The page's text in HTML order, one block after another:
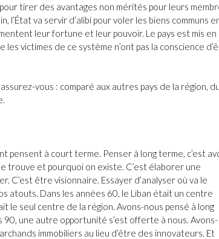
tirer des avantages non mérités pour leurs
va servir d’alibi pour voler les biens communs
leur fortune et leur pouvoir. Le pays est mis en
victimes de ce système n’ont pas la conscience
vous : comparé aux autres pays de la région, du
pensent à court terme. Penser à long terme, c’est
trouve et pourquoi on existe. C’est élaborer une
être visionnaire. Essayer d’analyser où va le
atouts. Dans les années 60, le Liban était un centre
le seul centre de la région. Avons-nous pensé à long
90, une autre opportunité s’est offerte à nous. Avons-
immobiliers au lieu d’être des innovateurs. Et